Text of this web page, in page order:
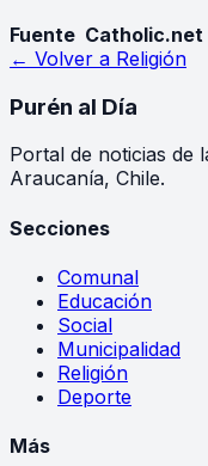
Fuente Catholic.net
← Volver a Religión
Purén al Día
Portal de noticias de
Araucanía, Chile.
Secciones
Comunal
Educación
Social
Municipalidad
Religión
Deporte
Más